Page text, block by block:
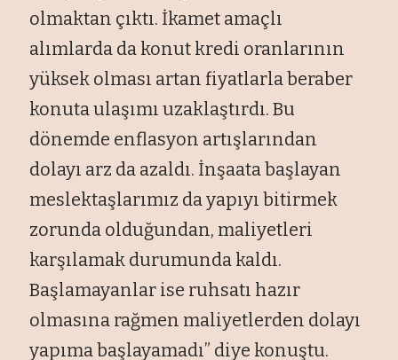
olmaktan çıktı. İkamet amaçlı
alımlarda da konut kredi oranlarının
yüksek olması artan fiyatlarla beraber
konuta ulaşımı uzaklaştırdı. Bu
dönemde enflasyon artışlarından
dolayı arz da azaldı. İnşaata başlayan
meslektaşlarımız da yapıyı bitirmek
zorunda olduğundan, maliyetleri
karşılamak durumunda kaldı.
Başlamayanlar ise ruhsatı hazır
olmasına rağmen maliyetlerden dolayı
yapıma başlayamadı” diye konuştu.